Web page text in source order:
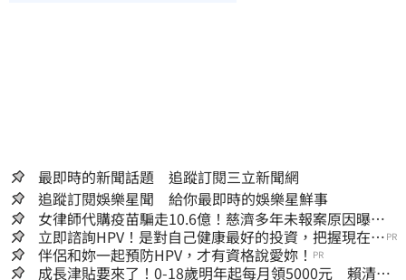
最即時的新聞話題 追蹤訂閱三立新聞網
追蹤訂閱娛樂星聞 給你最即時的娛樂星鮮事
女律師代購疫苗騙走10.6億！慈濟多年未報案原因曝：
檢警上門才知被騙
立即諮詢HPV！是對自己健康最好的投資，把握現在不
嫌晚！
PR
伴侶和妳一起預防HPV，才有資格說愛妳！ PR
成長津貼要來了！0-18歲明年起每月領5000元 賴清